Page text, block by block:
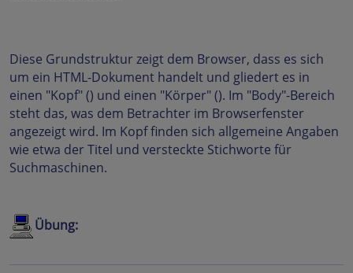
Diese Grundstruktur zeigt dem Browser, dass es sich
um ein HTML-Dokument handelt und gliedert es in
einen "Kopf" () und einen "Körper" (). Im "Body"-Bereich
steht das, was dem Betrachter im Browserfenster
angezeigt wird. Im Kopf finden sich allgemeine Angaben
wie etwa der Titel und versteckte Stichworte für
Suchmaschinen.
Übung: